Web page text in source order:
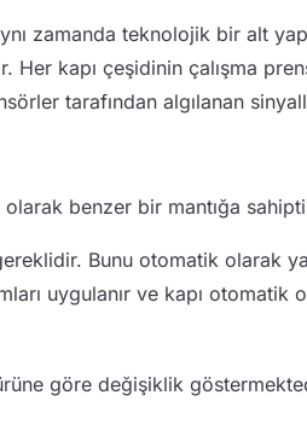
zamanda teknolojik bir alt
kapı çeşidinin çalışma
tarafından algılanan
benzer bir mantığa
Bunu otomatik olarak
uygulanır ve kapı otomatik
göre değişiklik